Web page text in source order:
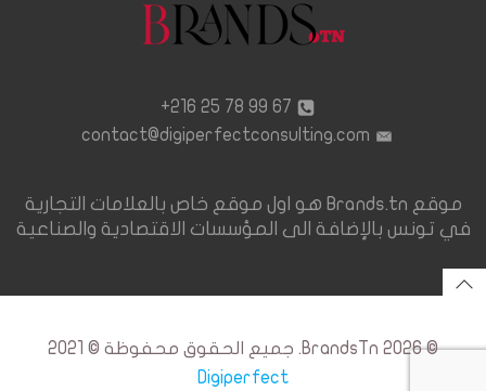
67 99 78 25 216+
contact@digiperfectconsulting.com
موقع Brands.tn هو اول موقع خاص بالعلامات التجارية
في تونس بالإضافة الى المؤسسات الاقتصادية والصناعية
© 2026 BrandsTn. جميع الحقوق محفوظة © 2021
Digiperfect